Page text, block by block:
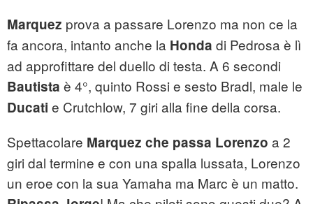
Marquez prova a passare Lorenzo ma non ce la
fa ancora, intanto anche la Honda di Pedrosa è lì
ad approfittare del duello di testa. A 6 secondi
Bautista è 4°, quinto Rossi e sesto Bradl, male le
Ducati e Crutchlow, 7 giri alla fine della corsa.
Spettacolare Marquez che passa Lorenzo a 2
giri dal termine e con una spalla lussata, Lorenzo
un eroe con la sua Yamaha ma Marc è un matto.